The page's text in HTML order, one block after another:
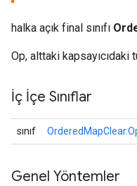
halka açık final sınıfı
Op, alttaki kapsayıcıdaki
İç İçe Sınıflar
sınıf
Genel Yöntemler